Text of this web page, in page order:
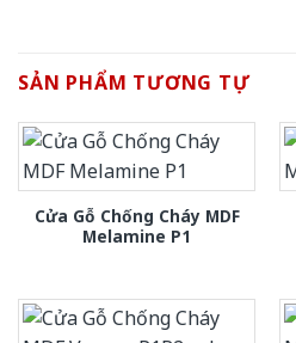
SẢN PHẨM TƯƠNG TỰ
Cửa Gỗ Chống Cháy MDF
Melamine P1